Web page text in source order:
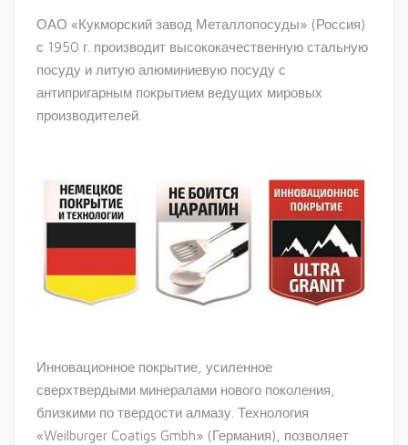
ОАО «Кукморский завод Металлопосуды» (Россия)
с 1950 г. производит высококачественную стальную
посуду и литую алюминиевую посуду с
антипригарным покрытием ведущих мировых
производителей.
Инновационное покрытие, усиленное
сверхтвердыми минералами нового поколения,
близкими по твердости алмазу. Технология
«Weilburger Coatigs Gmbh» (Германия), позволяет